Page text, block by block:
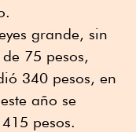
grande, sin
75 pesos,
340 pesos, en
año se
pesos.